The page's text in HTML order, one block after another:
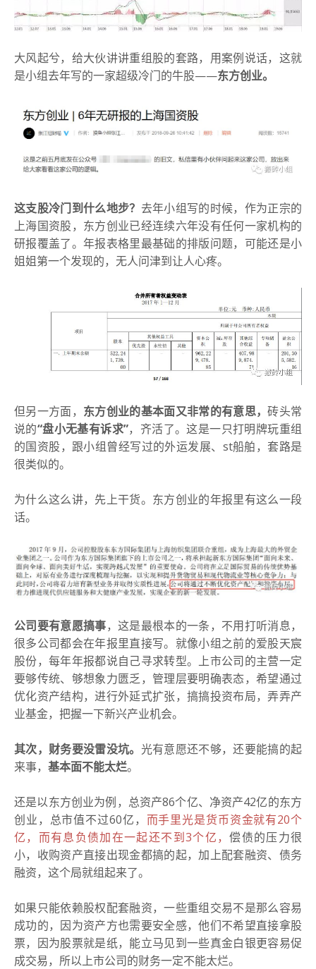
大风起兮，给大伙讲讲重组股的套路，用案例说话，这就
是小组去年写的一家超级冷门的牛股——东方创业。
这支股冷门到什么地步？ 去年小组写的时候，作为正宗的
上海国资股，东方创业已经连续六年没有任何一家机构的
研报覆盖了。 年报表格里最基础的排版问题，可能还是小
姐姐第一个发现的，无人问津到让人心疼。
但另一方面， 东方创业的基本面又非常的有意思，砖头常
说的“盘小无基有诉求”，齐活了。这是一只打明牌玩重组
的国资股，跟小组曾经写过的外运发展、st船舶，套路是
很类似的。
为什么这么讲，先上干货。东方创业的年报里有这么一段
话。
公司要有意愿搞事，这是最根本的一条 ，不用打听消息，
很多公司都会在年报里直接写。 就像小组之前的爱股天宸
股份，每年年报都说自己寻求转型。 上市公司的主营一定
要够传统、够想象力匮乏，管理层要明确表态，希望通过
优化资产结构，进行外延式扩张，搞搞投资布局，弄弄产
业基金，把握一下新兴产业机会。
其次，财务要没雷没坑。 光有意愿还不够，还要能搞的起
来事， 基本面不能太烂。
还是以东方创业为例，总资产86个亿、净资产42亿的东方
创业，总市值不过60亿， 而手里光是货币资金就有20个
亿，而有息负债加在一起还不到3个亿，偿债的压力很
小，收购资产直接出现金都搞的起，加上配套融资、债务
融资，这个局就组起来了。
如果只能依赖股权配套融资，一些重组交易不是那么容易
成功的，因为资产方也需要安全感，他们不希望直接拿股
票，因为股票就是纸，能立马见到一些真金白银更容易促
成交易，所以上市公司的财务一定不能太烂。